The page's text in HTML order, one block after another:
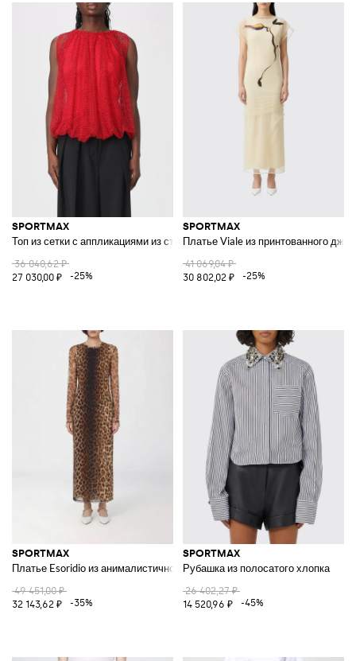
SPORTMAX
Топ из сетки с аппликациями из страз
36 040,62 ₽
27 030,00 ₽
-25%
SPORTMAX
Платье Viale из принтованного
41 069,04 ₽
30 802,02 ₽
-25%
SPORTMAX
Платье Esoridio из анималистичного джерси
49 451,00 ₽
32 143,62 ₽
-35%
SPORTMAX
Рубашка из полосатого хлопка
26 402,27 ₽
14 520,96 ₽
-45%